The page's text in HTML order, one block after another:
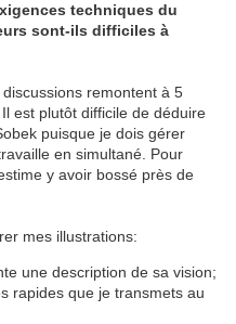
techniques du
sont-ils difficiles à
remontent à 5
est plutôt difficile de déduire
puisque je dois gérer
en simultané. Pour
y avoir bossé près de
mes illustrations:
une description de sa vision;
rapides que je transmets au